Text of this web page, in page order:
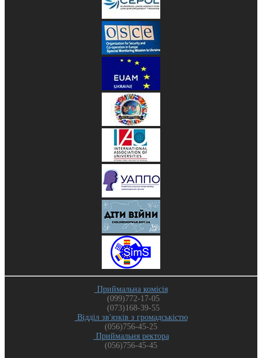
Приймальна комісія
(099)772-17-05
(073)168-39-55
Відділ зв'язків з громадськістю
(056)756-45-25
Приймальня ректора
(056)756-45-45